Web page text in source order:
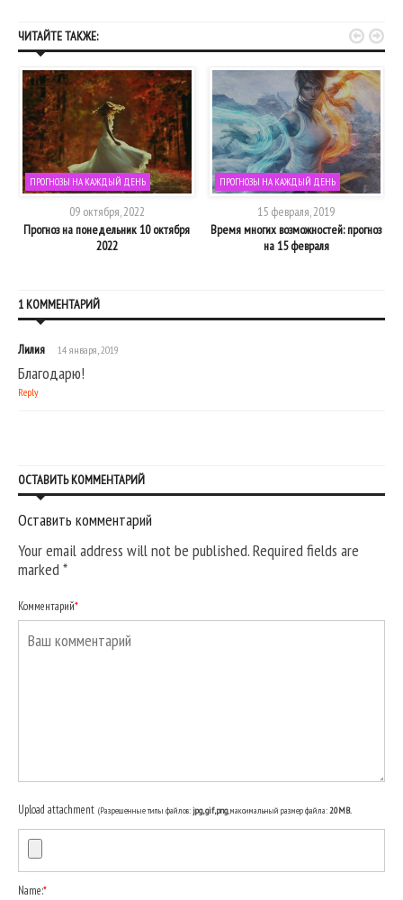
ЧИТАЙТЕ ТАКЖЕ:
ПРОГНОЗЫ НА КАЖДЫЙ ДЕНЬ
09 октября, 2022
Прогноз на понедельник 10 октября
2022
ПРОГНОЗЫ НА КАЖДЫЙ ДЕНЬ
15 февраля, 2019
Время многих возможностей: прогноз
на 15 февраля
 
1 КОММЕНТАРИЙ
Лилия 14 января, 2019
Благодарю!
Reply
ОСТАВИТЬ КОММЕНТАРИЙ
Оставить комментарий
Your email address will not be published. Required fields are
marked*
Комментарий*
Upload attachment (Разрешенные типы файлов:jpg, gif, png, максимальный размер файла:20MB.
Name:*